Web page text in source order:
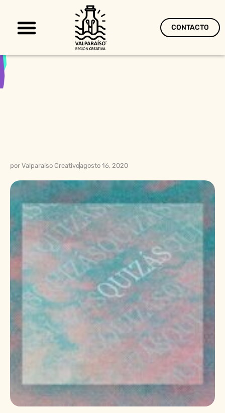
CONTACTO
por Valparaiso Creativoagosto 16, 2020